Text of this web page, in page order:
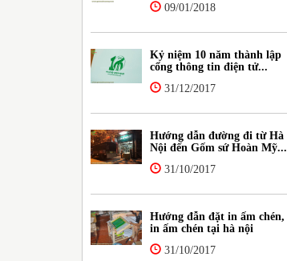
09/01/2018
Kỷ niệm 10 năm thành lập
cổng thông tin điện tử...
31/12/2017
Hướng dẫn đường đi từ Hà
Nội đến Gốm sứ Hoàn Mỹ...
31/10/2017
Hướng đẫn đặt in ấm chén,
in ấm chén tại hà nội
31/10/2017